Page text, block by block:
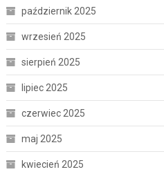
październik 2025
wrzesień 2025
sierpień 2025
lipiec 2025
czerwiec 2025
maj 2025
kwiecień 2025